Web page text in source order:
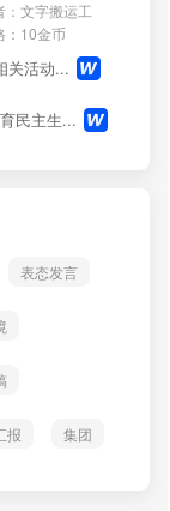
：文字搬运工
：10金币
关活动...
民主生...
表态发言
报 集团